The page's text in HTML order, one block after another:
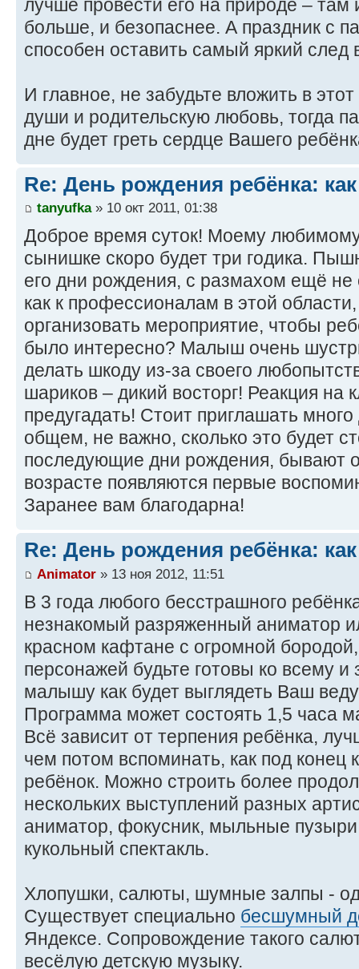
лучше провести его на природе – там
больше, и безопаснее. А праздник с
способен оставить самый яркий след
И главное, не забудьте вложить в
души и родительскую любовь, тогда
дне будет греть сердце Вашего
Re: День рождения ребёнка:
tanyufka» 10 окт 2011, 01:38
Доброе время суток! Моему
сынишке скоро будет три годика.
его дни рождения, с размахом ещё
как к профессионалам в этой
организовать мероприятие, чтобы
было интересно? Малыш очень
делать шкоду из-за своего
шариков – дикий восторг! Реакция на
предугадать! Стоит приглашать
общем, не важно, сколько это будет
последующие дни рождения, бывают
возрасте появляются первые
Заранее вам благодарна!
Re: День рождения ребёнка:
Animator » 13 ноя 2012, 11:51
В 3 года любого бесстрашного
незнакомый разряженный аниматор
красном кафтане с огромной
персонажей будьте готовы ко всему и
малышу как будет выглядеть Ваш
Программа может состоять 1,5 часа
Всё зависит от терпения ребёнка,
чем потом вспоминать, как под конец
ребёнок. Можно строить более
нескольких выступлений разных
аниматор, фокусник, мыльные
кукольный спектакль.
Хлопушки, салюты, шумные залпы -
Существует специально бесшумный
Яндексе. Сопровождение такого
весёлую детскую музыку.